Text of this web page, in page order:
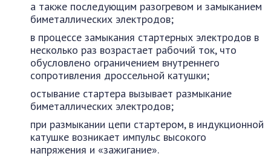
а также последующим разогревом и замыканием
биметаллических электродов;
в процессе замыкания стартерных электродов в
несколько раз возрастает рабочий ток, что
обусловлено ограничением внутреннего
сопротивления дроссельной катушки;
остывание стартера вызывает размыкание
биметаллических электродов;
при размыкании цепи стартером, в индукционной
катушке возникает импульс высокого
напряжения и «зажигание».